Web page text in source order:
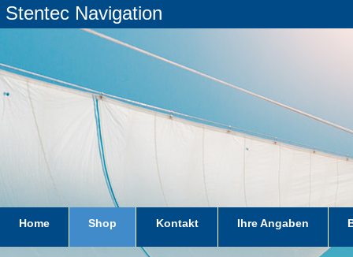
Stentec Navigation
Home Shop Kontakt Ihre Angaben